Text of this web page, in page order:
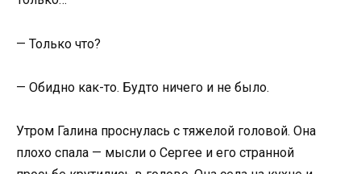
— Только что?
— Обидно как-то. Будто ничего и не было.
Утром Галина проснулась с тяжелой головой. Она
плохо спала — мысли о Сергее и его странной